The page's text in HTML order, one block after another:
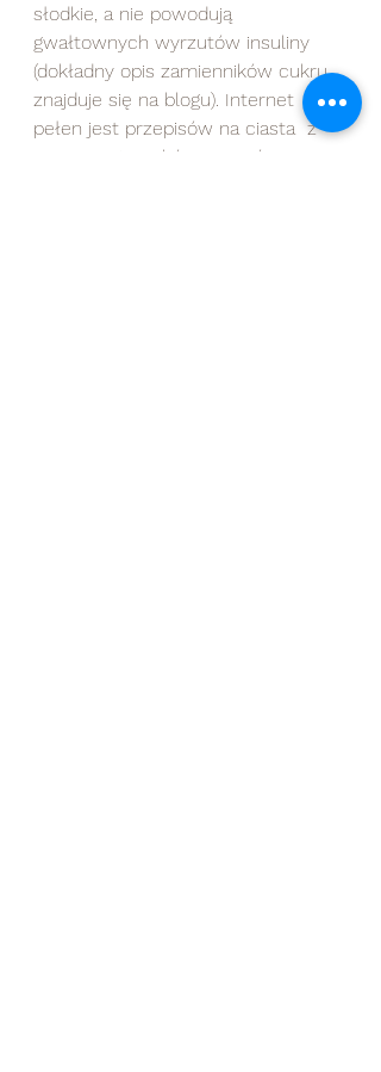
słodkie, a nie powodują
gwałtownych wyrzutów insuliny
(dokładny opis zamienników cukru
znajduje się na blogu). Internet
pełen jest przepisów na ciasta  z
warzyw, strączków, owoców czy